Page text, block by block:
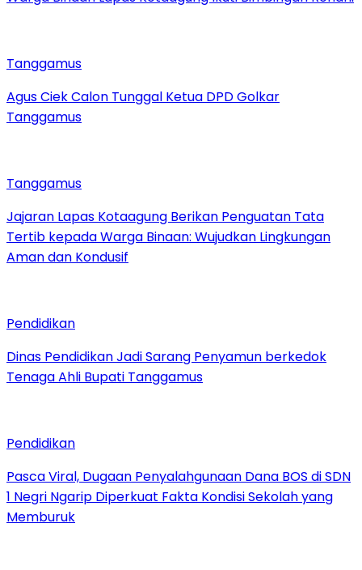
Tanggamus
Agus Ciek Calon Tunggal Ketua DPD Golkar
Tanggamus
Tanggamus
Jajaran Lapas Kotaagung Berikan Penguatan Tata
Tertib kepada Warga Binaan: Wujudkan Lingkungan
Aman dan Kondusif
Pendidikan
Dinas Pendidikan Jadi Sarang Penyamun berkedok
Tenaga Ahli Bupati Tanggamus
Pendidikan
Pasca Viral, Dugaan Penyalahgunaan Dana BOS di SDN
1 Negri Ngarip Diperkuat Fakta Kondisi Sekolah yang
Memburuk